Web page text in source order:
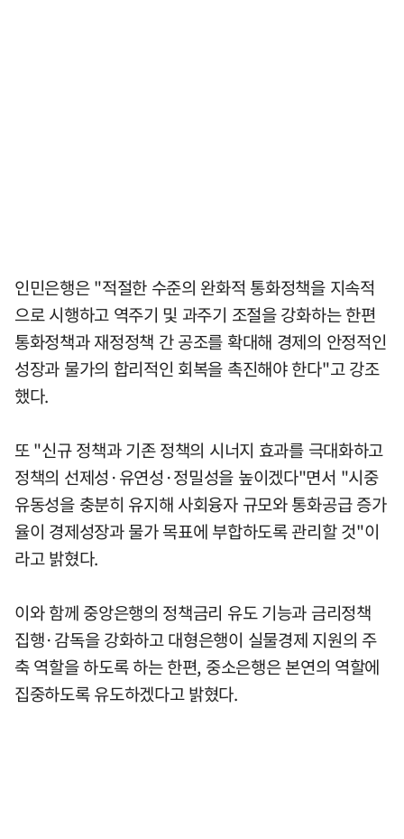
인민은행은 "적절한 수준의 완화적 통화정책을 지속적
으로 시행하고 역주기 및 과주기 조절을 강화하는 한편
통화정책과 재정정책 간 공조를 확대해 경제의 안정적인
성장과 물가의 합리적인 회복을 촉진해야 한다"고 강조
했다.
또 "신규 정책과 기존 정책의 시너지 효과를 극대화하고
정책의 선제성·유연성·정밀성을 높이겠다"면서 "시중
유동성을 충분히 유지해 사회융자 규모와 통화공급 증가
율이 경제성장과 물가 목표에 부합하도록 관리할 것"이
라고 밝혔다.
이와 함께 중앙은행의 정책금리 유도 기능과 금리정책
집행·감독을 강화하고 대형은행이 실물경제 지원의 주
축 역할을 하도록 하는 한편, 중소은행은 본연의 역할에
집중하도록 유도하겠다고 밝혔다.